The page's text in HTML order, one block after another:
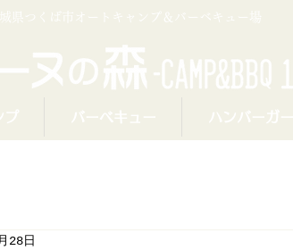
県つくば市オートキャンプ＆バーベキュー場
プ バーベキュー ハンバーガー
28日